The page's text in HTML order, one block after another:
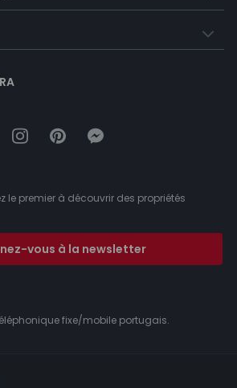
le premier à découvrir des propriétés
vous à la newsletter
fixe/mobile portugais.